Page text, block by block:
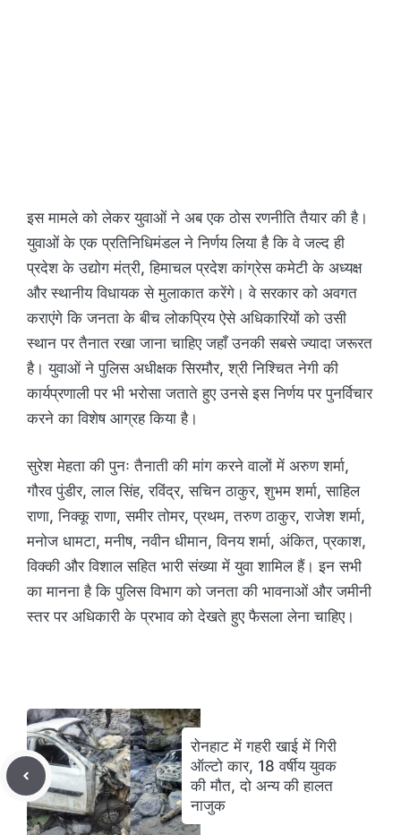
इस मामले को लेकर युवाओं ने अब एक ठोस रणनीति तैयार की है।
युवाओं के एक प्रतिनिधिमंडल ने निर्णय लिया है कि वे जल्द ही
प्रदेश के उद्योग मंत्री, हिमाचल प्रदेश कांग्रेस कमेटी के अध्यक्ष
और स्थानीय विधायक से मुलाकात करेंगे। वे सरकार को अवगत
कराएंगे कि जनता के बीच लोकप्रिय ऐसे अधिकारियों को उसी
स्थान पर तैनात रखा जाना चाहिए जहाँ उनकी सबसे ज्यादा जरूरत
है। युवाओं ने पुलिस अधीक्षक सिरमौर, श्री निश्चित नेगी की
कार्यप्रणाली पर भी भरोसा जताते हुए उनसे इस निर्णय पर पुनर्विचार
करने का विशेष आग्रह किया है।
सुरेश मेहता की पुनः तैनाती की मांग करने वालों में अरुण शर्मा,
गौरव पुंडीर, लाल सिंह, रविंद्र, सचिन ठाकुर, शुभम शर्मा, साहिल
राणा, निक्कू राणा, समीर तोमर, प्रथम, तरुण ठाकुर, राजेश शर्मा,
मनोज धामटा, मनीष, नवीन धीमान, विनय शर्मा, अंकित, प्रकाश,
विक्की और विशाल सहित भारी संख्या में युवा शामिल हैं। इन सभी
का मानना है कि पुलिस विभाग को जनता की भावनाओं और जमीनी
स्तर पर अधिकारी के प्रभाव को देखते हुए फैसला लेना चाहिए।
रोनहाट में गहरी खाई में गिरी
ऑल्टो कार, 18 वर्षीय युवक
की मौत, दो अन्य की हालत
नाजुक